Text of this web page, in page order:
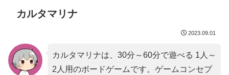
カルタマリナ
2023.09.01
カルタマリナは、30分～60分で遊べる 1人～
2人用のボードゲームです。ゲームコンセプ